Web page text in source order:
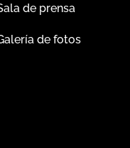
de prensa
de fotos